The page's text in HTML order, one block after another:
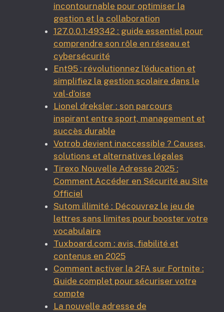
incontournable pour optimiser la
gestion et la collaboration
127.0.0.1:49342 : guide essentiel pour
comprendre son rôle en réseau et
cybersécurité
Ent95 : révolutionnez l’éducation et
simplifiez la gestion scolaire dans le
val-d’oise
Lionel dreksler : son parcours
inspirant entre sport, management et
succès durable
Votrob devient inaccessible ? Causes,
solutions et alternatives légales
Tirexo Nouvelle Adresse 2025 :
Comment Accéder en Sécurité au Site
Officiel
Sutom illimité : Découvrez le jeu de
lettres sans limites pour booster votre
vocabulaire
Tuxboard.com : avis, fiabilité et
contenus en 2025
Comment activer la 2FA sur Fortnite :
Guide complet pour sécuriser votre
compte
La nouvelle adresse de